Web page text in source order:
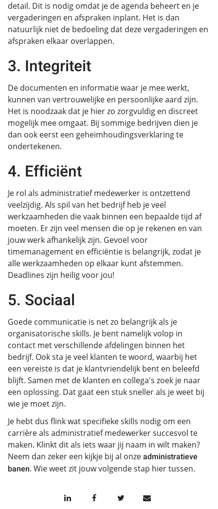
detail. Dit is nodig omdat je de agenda beheert en je
vergaderingen en afspraken inplant. Het is dan
natuurlijk niet de bedoeling dat deze vergaderingen en
afspraken elkaar overlappen.
3. Integriteit
De documenten en informatie waar je mee werkt,
kunnen van vertrouwelijke en persoonlijke aard zijn.
Het is noodzaak dat je hier zo zorgvuldig en discreet
mogelijk mee omgaat. Bij sommige bedrijven dien je
dan ook eerst een geheimhoudingsverklaring te
ondertekenen.
4. Efficiënt
Je rol als administratief medewerker is ontzettend
veelzijdig. Als spil van het bedrijf heb je veel
werkzaamheden die vaak binnen een bepaalde tijd af
moeten. Er zijn veel mensen die op je rekenen en van
jouw werk afhankelijk zijn. Gevoel voor
timemanagement en efficiëntie is belangrijk, zodat je
alle werkzaamheden op elkaar kunt afstemmen.
Deadlines zijn heilig voor jou!
5. Sociaal
Goede communicatie is net zo belangrijk als je
organisatorische skills. Je bent namelijk volop in
contact met verschillende afdelingen binnen het
bedrijf. Ook sta je veel klanten te woord, waarbij het
een vereiste is dat je klantvriendelijk bent en beleefd
blijft. Samen met de klanten en collega's zoek je naar
een oplossing. Dat gaat een stuk sneller als je weet bij
wie je moet zijn.
Je hebt dus flink wat specifieke skills nodig om een
carrière als administratief medewerker succesvol te
maken. Klinkt dit als iets waar jij naam in wilt maken?
Neem dan zeker een kijkje bij al onzeadministratieve
banen. Wie weet zit jouw volgende stap hier tussen.